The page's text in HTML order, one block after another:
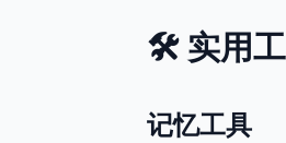
🛠️ 实用
记忆工具